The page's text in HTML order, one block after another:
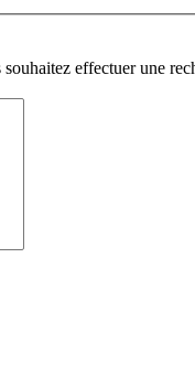
effectuer une